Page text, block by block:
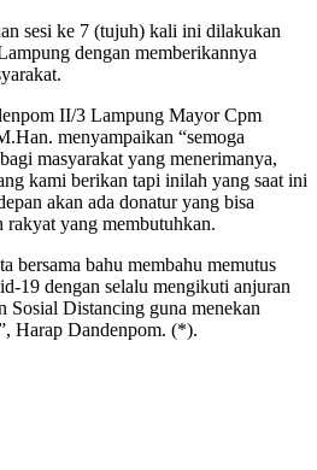
sesi ke 7 (tujuh) kali ini dilakukan
dengan memberikannya
II/3 Lampung Mayor Cpm
menyampaikan “semoga
masyarakat yang menerimanya,
kami berikan tapi inilah yang saat ini
akan ada donatur yang bisa
rakyat yang membutuhkan.
bersama bahu membahu memutus
19 dengan selalu mengikuti anjuran
Sosial Distancing guna menekan
Harap Dandenpom. (*).